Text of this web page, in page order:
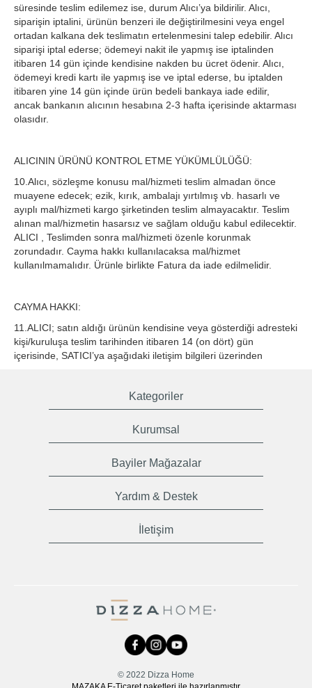
süresinde teslim edilemez ise, durum Alıcı’ya bildirilir. Alıcı,
siparişin iptalini, ürünün benzeri ile değiştirilmesini veya engel
ortadan kalkana dek teslimatın ertelenmesini talep edebilir. Alıcı
siparişi iptal ederse; ödemeyi nakit ile yapmış ise iptalinden
itibaren 14 gün içinde kendisine nakden bu ücret ödenir. Alıcı,
ödemeyi kredi kartı ile yapmış ise ve iptal ederse, bu iptalden
itibaren yine 14 gün içinde ürün bedeli bankaya iade edilir,
ancak bankanın alıcının hesabına 2-3 hafta içerisinde aktarması
olasıdır.
ALICININ ÜRÜNÜ KONTROL ETME YÜKÜMLÜLÜĞÜ:
10.Alıcı, sözleşme konusu mal/hizmeti teslim almadan önce
muayene edecek; ezik, kırık, ambalajı yırtılmış vb. hasarlı ve
ayıplı mal/hizmeti kargo şirketinden teslim almayacaktır. Teslim
alınan mal/hizmetin hasarsız ve sağlam olduğu kabul edilecektir.
ALICI , Teslimden sonra mal/hizmeti özenle korunmak
zorundadır. Cayma hakkı kullanılacaksa mal/hizmet
kullanılmamalıdır. Ürünle birlikte Fatura da iade edilmelidir.
CAYMA HAKKI:
11.ALICI; satın aldığı ürünün kendisine veya gösterdiği adresteki
kişi/kuruluşa teslim tarihinden itibaren 14 (on dört) gün
içerisinde, SATICI’ya aşağıdaki iletişim bilgileri üzerinden
Kategoriler
Kurumsal
Bayiler Mağazalar
Yardım & Destek
İletişim
© 2022 Dizza Home